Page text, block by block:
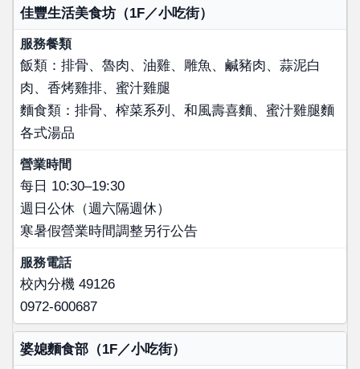
佳豐生活美食坊（1F／小吃街）
飯類：排骨、魯肉、油雞、雕魚、鹹豬肉、蒜泥白
肉、香烤雞排、蜜汁雞腿
麵食類：排骨、榨菜系列、和風壽喜麵、蜜汁雞腿麵
各式湯品
每日 10:30–19:30
週日公休（週六隔週休）
寒暑假營業時間調整另行公告
校內分機 49126
0972-600687
婆媳麵食部（1F／小吃街）